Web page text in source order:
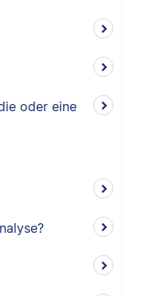
oder eine